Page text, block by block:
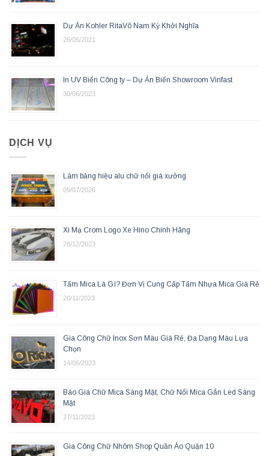
Dự Án Kohler RitaVõ Nam Kỳ Khởi Nghĩa
26/05/2021
In UV Biển Công ty – Dự Án Biển Showroom Vinfast
30/06/2023
DỊCH VỤ
Làm bảng hiệu alu chữ nổi giá xưởng
09/07/2026
Xi Mạ Crom Logo Xe Hino Chính Hãng
28/12/2023
Tấm Mica Là Gì? Đơn Vị Cung Cấp Tấm Nhựa Mica Giá Rẻ
20/11/2023
Gia Công Chữ Inox Sơn Màu Giá Rẻ, Đa Dạng Màu Lựa
Chọn
14/06/2023
Báo Giá Chữ Mica Sáng Mặt, Chữ Nổi Mica Gắn Led Sáng
Mặt
27/11/2023
Gia Công Chữ Nhôm Shop Quần Áo Quận 10